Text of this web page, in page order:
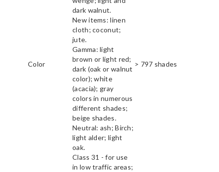
Color
dark walnut.
New items: linen
cloth; coconut;
jute.
Gamma: light
brown or light red;
dark (oak or walnut
color); white
(acacia); gray
colors in numerous
different shades;
beige shades.
Neutral: ash; Birch;
light alder; light
oak.
> 797 shades
Class 31 - for use
in low traffic areas;